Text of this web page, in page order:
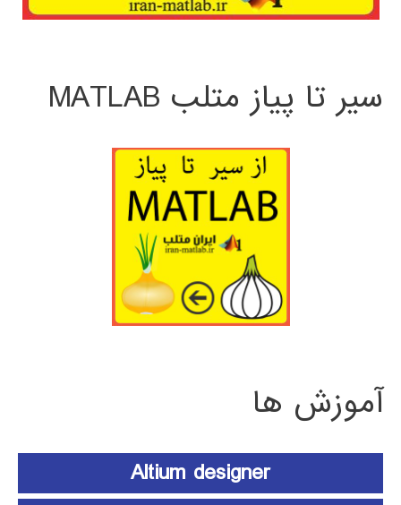
سیر تا پیاز متلب MATLAB
آموزش ها
Altium designer